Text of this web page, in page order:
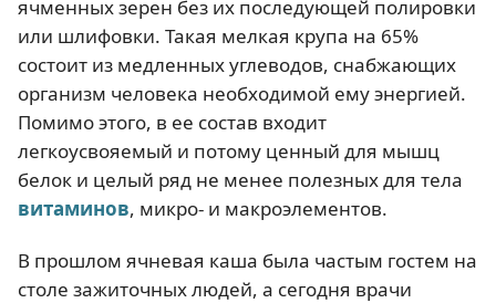
ячменных зерен без их последующей полировки
или шлифовки. Такая мелкая крупа на 65%
состоит из медленных углеводов, снабжающих
организм человека необходимой ему энергией.
Помимо этого, в ее состав входит
легкоусвояемый и потому ценный для мышц
белок и целый ряд не менее полезных для тела
витаминов, микро- и макроэлементов.
В прошлом ячневая каша была частым гостем на
столе зажиточных людей, а сегодня врачи